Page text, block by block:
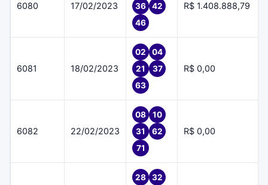
6080 17/02/2023
36
42
46
R$ 1.408.888,79
6081 18/02/2023
02
04
21
37
63
R$ 0,00
6082 22/02/2023
08
10
31
62
71
R$ 0,00
28
32